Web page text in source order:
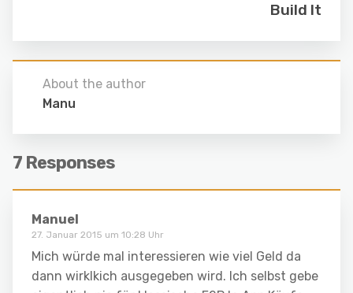
Build It
About the author
Manu
7 Responses
Manuel
27. Januar 2015 um 10:28 Uhr
Mich würde mal interessieren wie viel Geld da
dann wirklkich ausgegeben wird. Ich selbst gebe